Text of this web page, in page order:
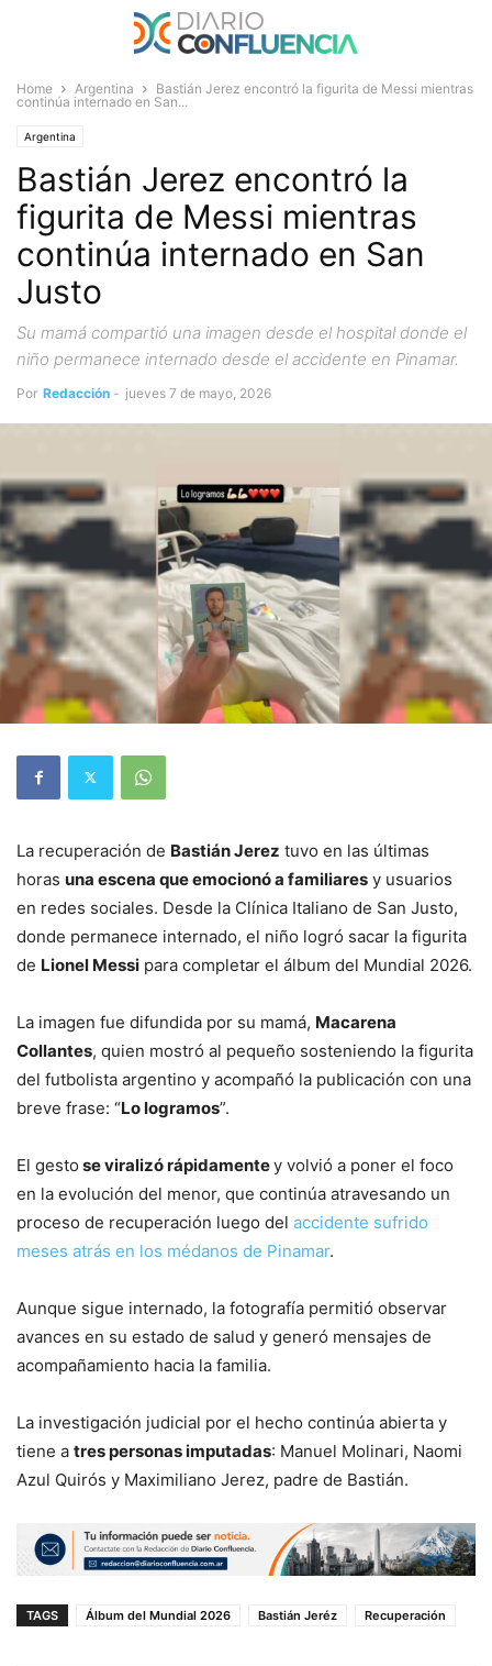
Home Argentina
Bastián Jerez encontró la figurita de Messi mientras
continúa internado en San...
Argentina
Bastián Jerez encontró la
figurita de Messi mientras
continúa internado en San
Justo
Su mamá compartió una imagen desde el hospital donde el
niño permanece internado desde el accidente en Pinamar.
Por Redacción - jueves 7 de mayo, 2026
La recuperación de Bastián Jerez tuvo en las últimas
horas una escena que emocionó a familiares y usuarios
en redes sociales. Desde la Clínica Italiano de San Justo,
donde permanece internado, el niño logró sacar la figurita
de Lionel Messi para completar el álbum del Mundial 2026.
La imagen fue difundida por su mamá, Macarena
Collantes, quien mostró al pequeño sosteniendo la figurita
del futbolista argentino y acompañó la publicación con una
breve frase: “Lo logramos”.
El gesto se viralizó rápidamentey volvió a poner el foco
en la evolución del menor, que continúa atravesando un
proceso de recuperación luego del accidente sufrido
meses atrás en los médanos de Pinamar.
Aunque sigue internado, la fotografía permitió observar
avances en su estado de salud y generó mensajes de
acompañamiento hacia la familia.
La investigación judicial por el hecho continúa abierta y
tiene a tres personas imputadas: Manuel Molinari, Naomi
Azul Quirós y Maximiliano Jerez, padre de Bastián.
TAGS Álbum del Mundial 2026 Bastián Jeréz Recuperación